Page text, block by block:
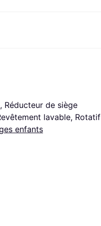
Réducteur de siège
lavable, Rotatif
enfants